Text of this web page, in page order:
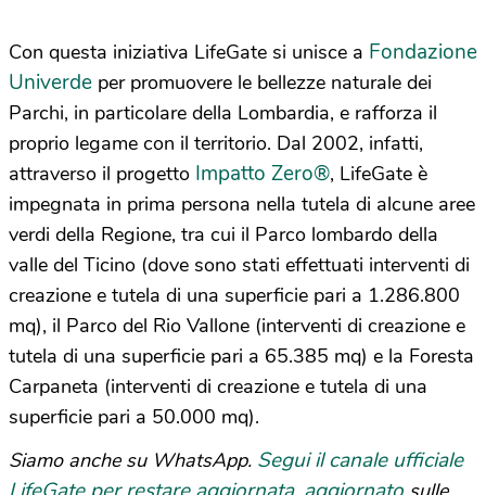
Con questa iniziativa LifeGate si unisce a Fondazione
Univerde per promuovere le bellezze naturale dei
Parchi, in particolare della Lombardia, e rafforza il
proprio legame con il territorio. Dal 2002, infatti,
attraverso il progetto Impatto Zero®, LifeGate è
impegnata in prima persona nella tutela di alcune aree
verdi della Regione, tra cui il Parco lombardo della
valle del Ticino (dove sono stati effettuati interventi di
creazione e tutela di una superficie pari a 1.286.800
mq), il Parco del Rio Vallone (interventi di creazione e
tutela di una superficie pari a 65.385 mq) e la Foresta
Carpaneta (interventi di creazione e tutela di una
superficie pari a 50.000 mq).
Siamo anche su WhatsApp. Segui il canale ufficiale